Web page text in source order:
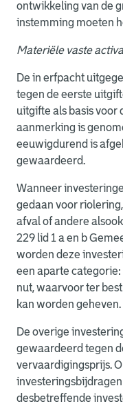
ontwikkeling van de
instemming moeten
Materiële vaste
De in erfpacht
tegen de eerste
uitgifte als basis voor
aanmerking is
eeuwigdurend is
gewaardeerd.
Wanneer
gedaan voor
afval of andere
229 lid 1 a en b
worden deze
een aparte
nut, waarvoor ter
kan worden geheven.
De overige
gewaardeerd tegen
vervaardigingsprijs.
desbetreffende